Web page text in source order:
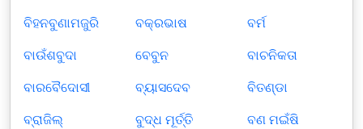
ବିହନବୁଣାମଜୁରି
ବାଉଁଶବୁଦା
ବାରବୈଦୋସୀ
ବ୍ରାଜିଲ୍
ବକ୍ରଭାଷ
ବେବୁନ
ବ୍ୟାସଦେବ
ବୁଦ୍ଧ ମୂର୍ତ୍ତି
ବର୍ମ
ବାଚନିକତା
ବିତଣ୍ଡା
ବଣ ମଇଁଷି